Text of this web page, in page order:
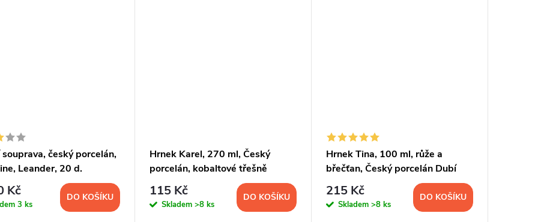
souprava, český porcelán,
Leander, 20 d.
Kč
3 ks
DO KOŠÍKU
Hrnek Karel, 270 ml, Český
porcelán, kobaltové třešně
115 Kč
Skladem >8 ks
DO KOŠÍKU
Hrnek Tina, 100 ml, růže a
břečťan, Český porcelán Dubí
215 Kč
Skladem >8 ks
DO KOŠÍKU